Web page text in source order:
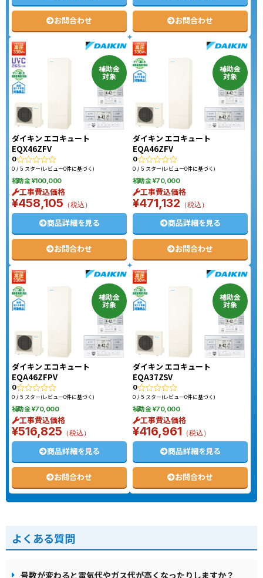
お問合わせ お問合わせ
補助金
対象
ダイキン エコキュート
EQX46ZFV
0
0 / 5 スター(レビュー0件に基づく)
補助金 ¥100,000
工事費込価格
¥458,105 （税込）
商品詳細を見る
お問合わせ
補助金
対象
ダイキン エコキュート
EQA46ZFV
0
0 / 5 スター(レビュー0件に基づく)
補助金 ¥70,000
工事費込価格
¥471,132 （税込）
商品詳細を見る
お問合わせ
補助金
対象
ダイキン エコキュート
EQA46ZFPV
0
0 / 5 スター(レビュー0件に基づく)
補助金 ¥70,000
工事費込価格
¥516,825 （税込）
商品詳細を見る
お問合わせ
補助金
対象
ダイキン エコキュート
EQA37ZSV
0
0 / 5 スター(レビュー0件に基づく)
補助金 ¥70,000
工事費込価格
¥416,961 （税込）
商品詳細を見る
お問合わせ
よくある質問
号数が変わると電気代やガス代が高くなったりしますか？